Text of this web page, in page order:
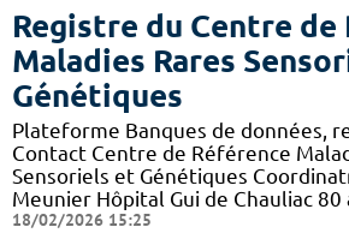
Registre du Centre de
Maladies Rares
Génétiques
Plateforme Banques de données,
Contact Centre de Référence
Sensoriels et Génétiques
Meunier Hôpital Gui de Chauliac
18/02/2026 15:25